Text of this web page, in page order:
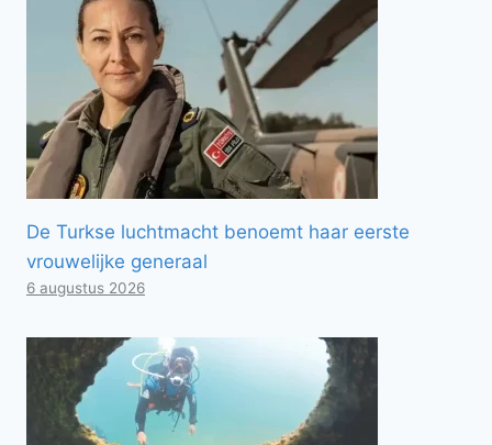
De Turkse luchtmacht benoemt haar eerste
vrouwelijke generaal
6 augustus 2026